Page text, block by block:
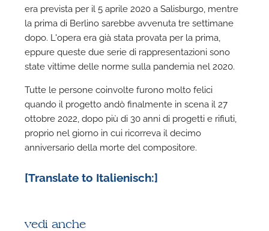
era prevista per il 5 aprile 2020 a Salisburgo, mentre
la prima di Berlino sarebbe avvenuta tre settimane
dopo. L'opera era già stata provata per la prima,
eppure queste due serie di rappresentazioni sono
state vittime delle norme sulla pandemia nel 2020.
Tutte le persone coinvolte furono molto felici
quando il progetto andò finalmente in scena il 27
ottobre 2022, dopo più di 30 anni di progetti e rifiuti,
proprio nel giorno in cui ricorreva il decimo
anniversario della morte del compositore.
[Translate to Italienisch:]
vedi anche